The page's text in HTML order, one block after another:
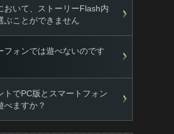
おいて、ストーリーFlash内
ぶことができません
フォンでは遊べないのです
トでPC版とスマートフォン
べますか？